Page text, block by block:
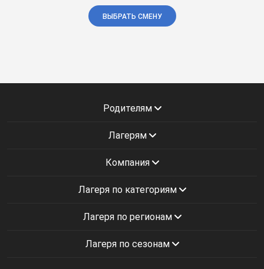
ВЫБРАТЬ СМЕНУ
Родителям
Лагерям
Компания
Лагеря по категориям
Лагеря по регионам
Лагеря по сезонам